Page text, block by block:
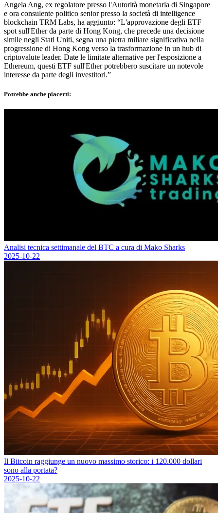
Angela Ang, ex regolatore presso l'Autorità monetaria di Singapore
e ora consulente politico senior presso la società di intelligence
blockchain TRM Labs, ha aggiunto: “L'approvazione degli ETF
spot sull'Ether da parte di Hong Kong, che precede una decisione
simile negli Stati Uniti, segna una pietra miliare significativa nella
progressione di Hong Kong verso la trasformazione in un hub di
criptovalute leader. Date le limitate alternative per l'esposizione a
Ethereum, questi ETF sull'Ether potrebbero suscitare un notevole
interesse da parte degli investitori.”
Potrebbe anche piacerti:
Analisi tecnica settimanale del BTC a cura di Mako Sharks
2025-10-22
Il Bitcoin raggiunge un nuovo massimo storico: i 120.000 dollari
sono alla portata?
2025-10-22